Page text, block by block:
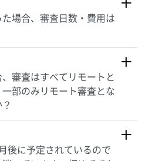
場合、審査日数・費用は
審査はすべてリモートと
部のみリモート審査とな
後に予定されているので